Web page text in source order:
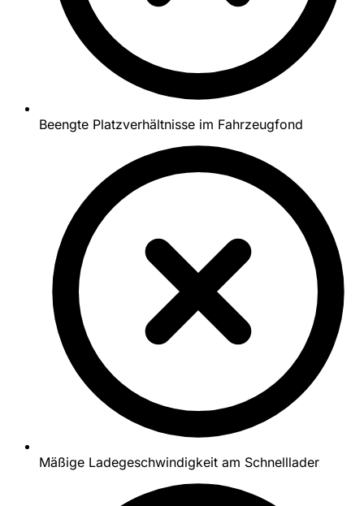
Beengte Platzverhältnisse im Fahrzeugfond
Mäßige Ladegeschwindigkeit am Schnelllader